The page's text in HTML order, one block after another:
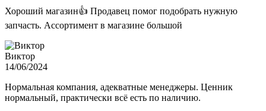
Хороший магазин👍 Продавец помог подобрать нужную
запчасть. Ассортимент в магазине большой
Виктор
14/06/2024
Нормальная компания, адекватные менеджеры. Ценник
нормальный, практически всё есть по наличию.